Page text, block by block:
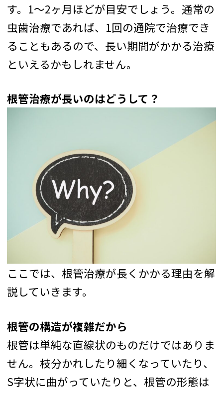
す。1〜2ヶ月ほどが目安でしょう。通常の
虫歯治療であれば、1回の通院で治療でき
ることもあるので、長い期間がかかる治療
といえるかもしれません。
根管治療が長いのはどうして？
ここでは、根管治療が長くかかる理由を解
説していきます。
根管の構造が複雑だから
根管は単純な直線状のものだけではありま
せん。枝分かれしたり細くなっていたり、
S字状に曲がっていたりと、根管の形態は